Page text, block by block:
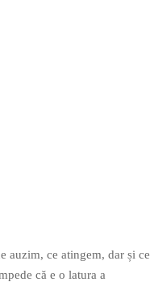
auzim, ce atingem, dar și ce
că e o latura a